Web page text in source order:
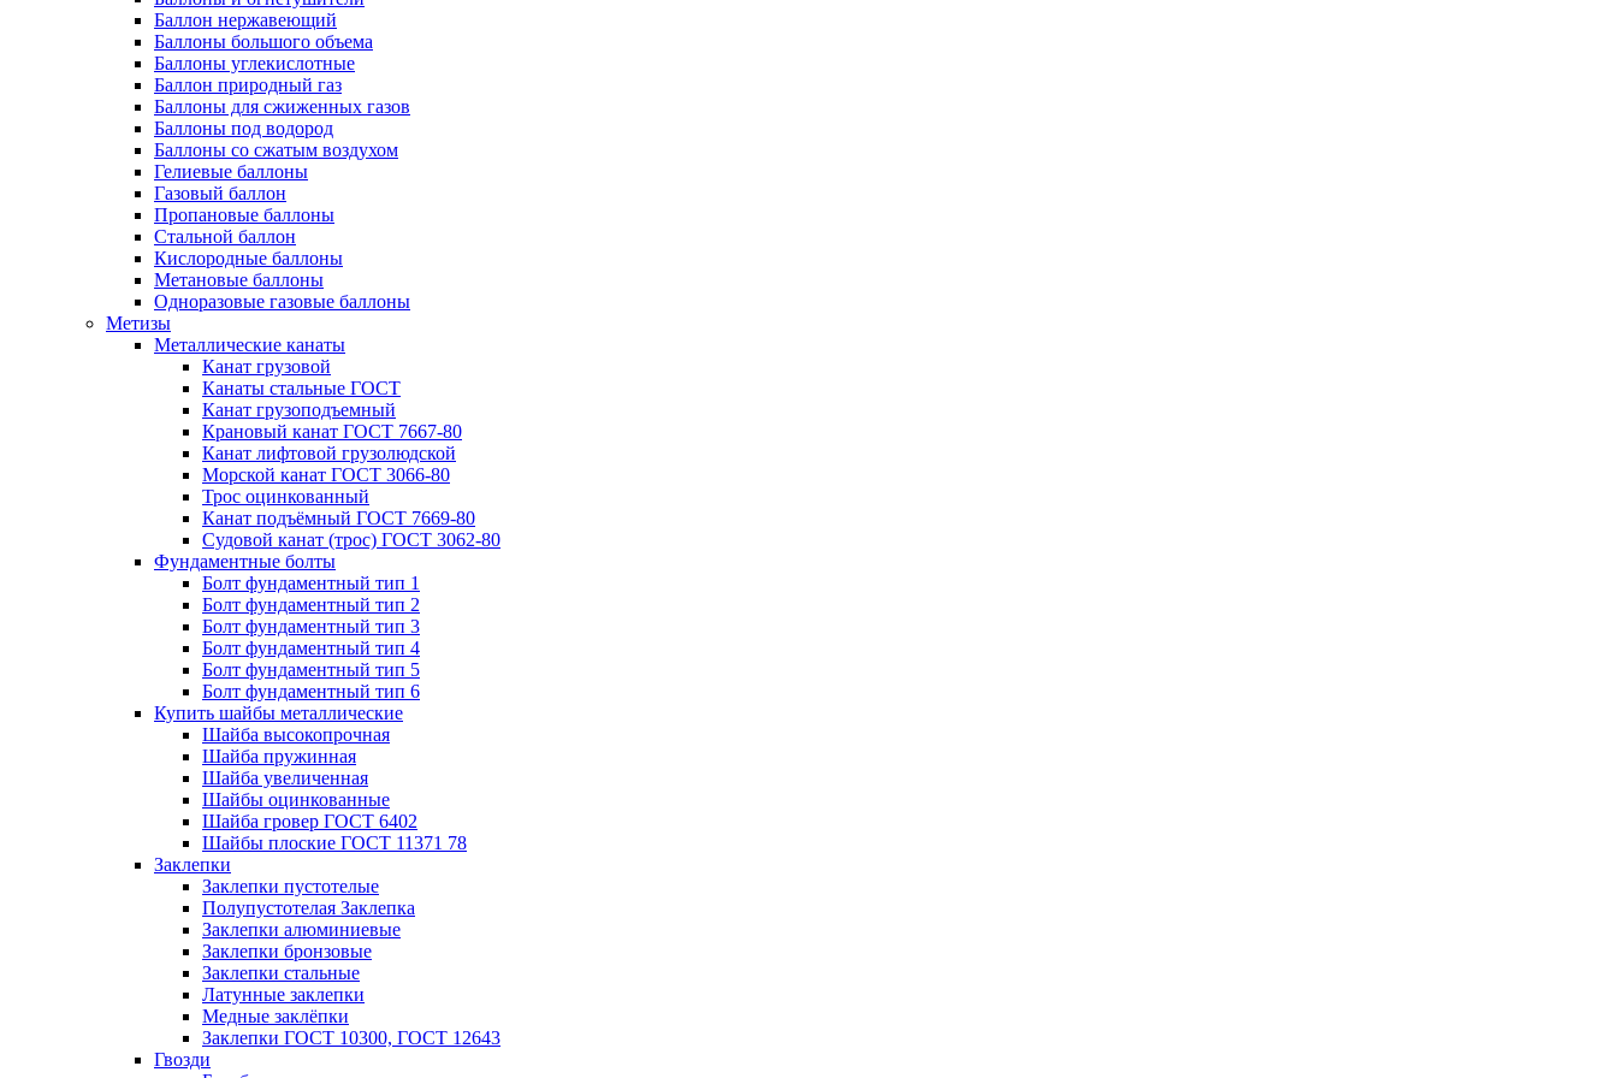
Баллон нержавеющий
Баллоны большого объема
Баллоны углекислотные
Баллон природный газ
Баллоны для сжиженных газов
Баллоны под водород
Баллоны со сжатым воздухом
Гелиевые баллоны
Газовый баллон
Пропановые баллоны
Стальной баллон
Кислородные баллоны
Метановые баллоны
Одноразовые газовые баллоны
Метизы
Металлические канаты
Канат грузовой
Канаты стальные ГОСТ
Канат грузоподъемный
Крановый канат ГОСТ 7667-80
Канат лифтовой грузолюдской
Морской канат ГОСТ 3066-80
Трос оцинкованный
Канат подъёмный ГОСТ 7669-80
Судовой канат (трос) ГОСТ 3062-80
Фундаментные болты
Болт фундаментный тип 1
Болт фундаментный тип 2
Болт фундаментный тип 3
Болт фундаментный тип 4
Болт фундаментный тип 5
Болт фундаментный тип 6
Купить шайбы металлические
Шайба высокопрочная
Шайба пружинная
Шайба увеличенная
Шайбы оцинкованные
Шайба гровер ГОСТ 6402
Шайбы плоские ГОСТ 11371 78
Заклепки
Заклепки пустотелые
Полупустотелая Заклепка
Заклепки алюминиевые
Заклепки бронзовые
Заклепки стальные
Латунные заклепки
Медные заклёпки
Заклепки ГОСТ 10300, ГОСТ 12643
Гвозди